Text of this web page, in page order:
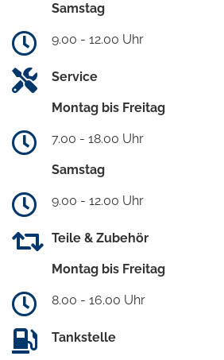
Samstag
9.00 - 12.00 Uhr
Service
Montag bis Freitag
7.00 - 18.00 Uhr
Samstag
9.00 - 12.00 Uhr
Teile & Zubehör
Montag bis Freitag
8.00 - 16.00 Uhr
Tankstelle